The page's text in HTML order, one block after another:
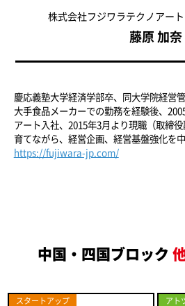
株式会社フジワラテクノアート
藤原 加奈
慶応義塾大学経済学部卒、同大学院経営
大手食品メーカーでの勤務を経験後、
アート入社、2015年3月より現職（取締
育てながら、経営企画、経営基盤強化を
https://fujiwara-jp.com/
中国・四国ブロック
スタートアップ アト